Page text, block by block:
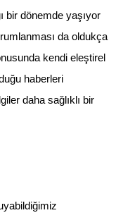
bir dönemde yaşıyor
da oldukça
kendi eleştirel
haberleri
daha sağlıklı bir